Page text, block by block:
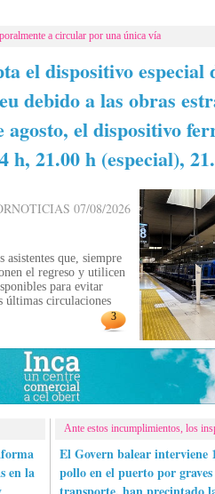
a circular por una única vía
el dispositivo especial
debido a las obras
agosto, el dispositivo
h, 21.00 h (especial),
07/08/2026
asistentes que, siempre
el regreso y utilicen
para evitar
últimas circulaciones
3
en la
Ante estos incumplimientos, los
El Govern balear interviene
pollo en el puerto por